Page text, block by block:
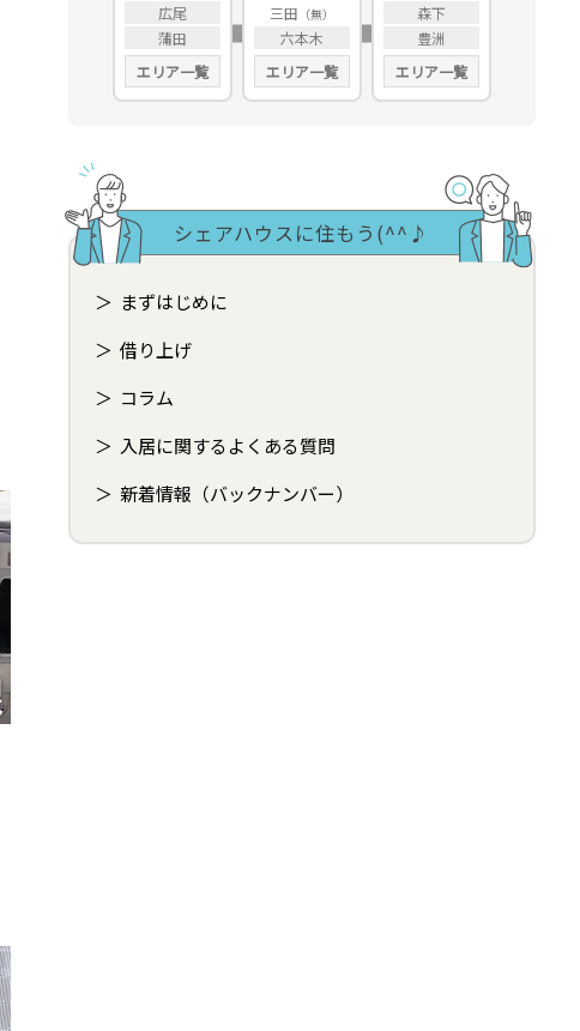
広尾
蒲田
エリア一覧
三田
六本木
エリア一覧
森下
豊洲
エリア一覧
シェアハウスに住もう(^^♪
まずはじめに
借り上げ
コラム
入居に関するよくある質問
新着情報（バックナンバー）